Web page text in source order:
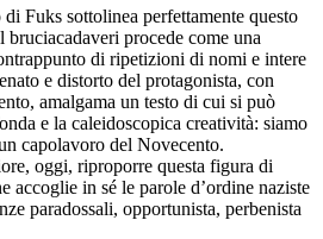
Fuks sottolinea perfettamente questo
procede come una
di ripetizioni di nomi e intere
e distorto del protagonista, con
amalgama un testo di cui si può
e la caleidoscopica creatività: siamo
capolavoro del Novecento.
oggi, riproporre questa figura di
accoglie in sé le parole d’ordine naziste
paradossali, opportunista, perbenista